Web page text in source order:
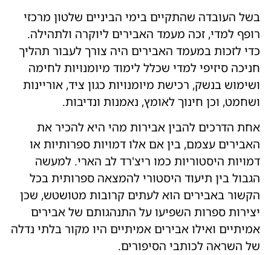
בשל העובדה שהתקיים בימי הביניים שלטון מרכזי
רופף למדי, זכה מעמד האבירים ליוקרה ולתהילה.
כדי לזכות במעמד האבירים היה צורך לעבור תהליך
חניכה סיזיפי למדי שכלל לימוד מיומנויות לחימה
ושימוש בנשק, רכישת מיומנויות כגון ציד, אוריינות
ושחמט, וכן חינוך לאומץ, נאמנות ונדיבות.
אחת הדרכים להבין אבירות מהי היא להכיר את
האבירים עצמם, בין אם אלו דמויות ספרותיות או
דמויות היסטוריות כמו ריצ'רד לב הארי. למעשה
הגבול בין תיעוד היסטורי להמצאה ספרותית בכל
הקשור באבירים הוא לעתים קרובות מטושטש, שכן
יצירות ספרות השפיעו על התנהגותם של אבירים
אמיתיים ואילו אבירים אמיתיים היו מקור בלתי נדלה
של השראה לכותבי הסיפורים.